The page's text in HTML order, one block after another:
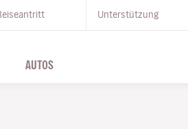
Unterstützung
AUTOS